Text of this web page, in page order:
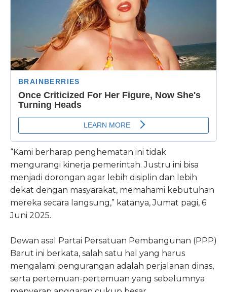
“Kami berharap penghematan ini tidak
mengurangi kinerja pemerintah. Justru ini bisa
menjadi dorongan agar lebih disiplin dan lebih
dekat dengan masyarakat, memahami kebutuhan
mereka secara langsung,” katanya, Jumat pagi, 6
Juni 2025.
Dewan asal Partai Persatuan Pembangunan (PPP)
Barut ini berkata, salah satu hal yang harus
mengalami pengurangan adalah perjalanan dinas,
serta pertemuan-pertemuan yang sebelumnya